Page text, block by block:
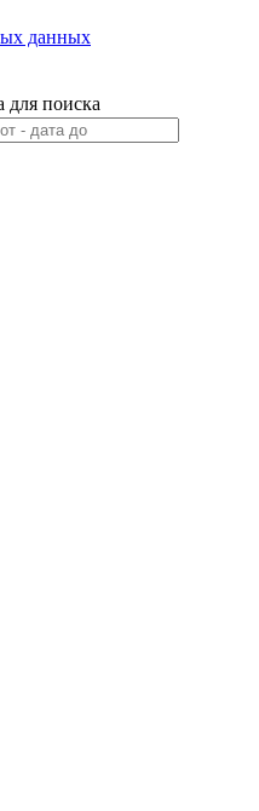
данных
для поиска